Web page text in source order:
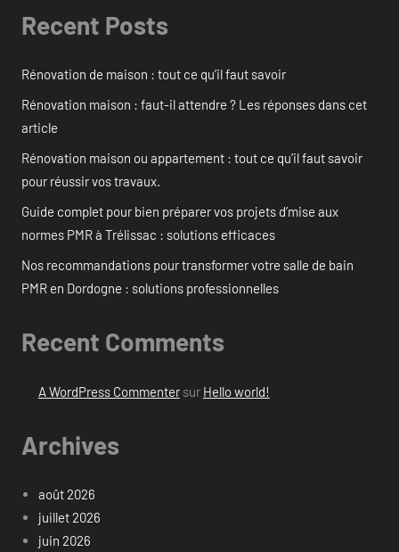
Recent Posts
Rénovation de maison : tout ce qu’il faut savoir
Rénovation maison : faut-il attendre ? Les réponses dans cet
article
Rénovation maison ou appartement : tout ce qu’il faut savoir
pour réussir vos travaux.
Guide complet pour bien préparer vos projets d’mise aux
normes PMR à Trélissac : solutions efficaces
Nos recommandations pour transformer votre salle de bain
PMR en Dordogne : solutions professionnelles
Recent Comments
A WordPress Commentersur Hello world!
Archives
août 2026
juillet 2026
juin 2026